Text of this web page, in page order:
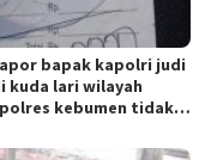
bapak kapolri judi
kuda lari wilayah
kebumen tidak